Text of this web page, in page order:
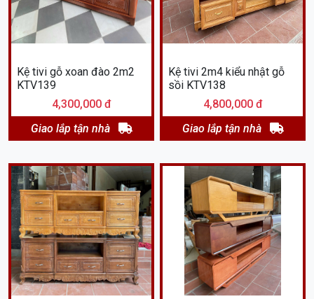
Kệ tivi gỗ xoan đào 2m2
KTV139
4,300,000 đ
Giao lắp tận nhà
Kệ tivi 2m4 kiểu nhật gỗ
sồi KTV138
4,800,000 đ
Giao lắp tận nhà